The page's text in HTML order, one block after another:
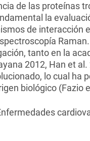
de las proteínas
la
de interacción
tanto en la
2012, Han et
lo cual
biológico (Fazio